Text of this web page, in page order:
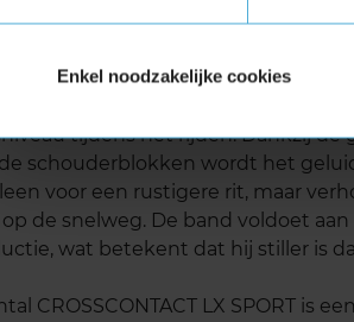
Enkel noodzakelijke cookies
op veiligheid of prestaties.
CROSSCONTACT LX
voordelen van de Continental
tijdens het rijden. Dankzij
schouderblokken wordt het
voor een rustigere rit, maar
de snelweg. De band voldoet
wat betekent dat hij stiller is
CROSSCONTACT LX SPORT is